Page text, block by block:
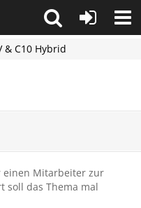
& C10 Hybrid
einen Mitarbeiter zur
soll das Thema mal